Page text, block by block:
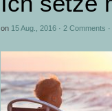
on 15 Aug., 2016 · 2 Comments ·